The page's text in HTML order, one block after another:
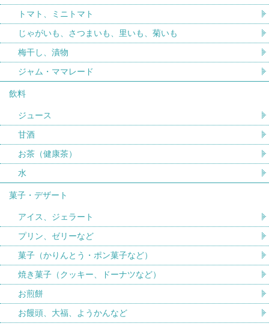
トマト、ミニトマト
じゃがいも、さつまいも、里いも、菊いも
梅干し、漬物
ジャム・ママレード
飲料
ジュース
甘酒
お茶（健康茶）
水
菓子・デザート
アイス、ジェラート
プリン、ゼリーなど
菓子（かりんとう・ポン菓子など）
焼き菓子（クッキー、ドーナツなど）
お煎餅
お饅頭、大福、ようかんなど